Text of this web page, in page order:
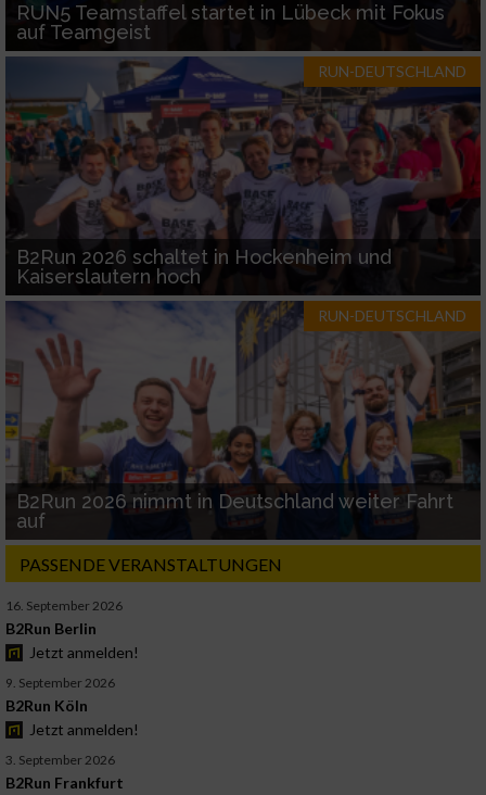
RUN5 Teamstaffel startet in Lübeck mit Fokus
auf Teamgeist
RUN-DEUTSCHLAND
B2Run 2026 schaltet in Hockenheim und
Kaiserslautern hoch
RUN-DEUTSCHLAND
B2Run 2026 nimmt in Deutschland weiter Fahrt
auf
PASSENDE VERANSTALTUNGEN
16. September 2026
B2Run Berlin
Jetzt anmelden!
9. September 2026
B2Run Köln
Jetzt anmelden!
3. September 2026
B2Run Frankfurt